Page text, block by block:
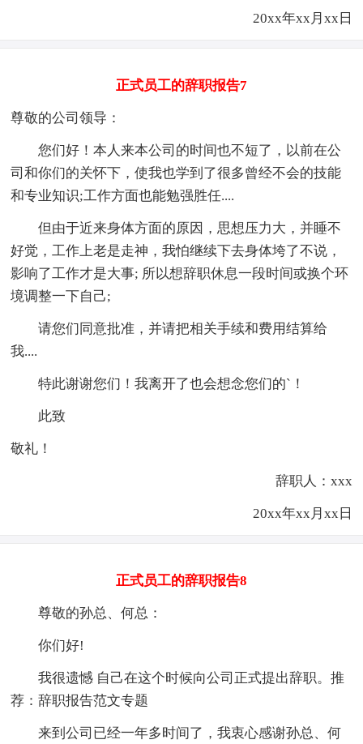
20xx年xx月xx日
正式员工的辞职报告7
尊敬的公司领导：
您们好！本人来本公司的时间也不短了，以前在公
司和你们的关怀下，使我也学到了很多曾经不会的技能
和专业知识;工作方面也能勉强胜任....
但由于近来身体方面的原因，思想压力大，并睡不
好觉，工作上老是走神，我怕继续下去身体垮了不说，
影响了工作才是大事; 所以想辞职休息一段时间或换个环
境调整一下自己;
请您们同意批准，并请把相关手续和费用结算给
我....
特此谢谢您们！我离开了也会想念您们的`！
此致
敬礼！
辞职人：xxx
20xx年xx月xx日
正式员工的辞职报告8
尊敬的孙总、何总：
你们好!
我很遗憾 自己在这个时候向公司正式提出辞职。推
荐：辞职报告范文专题
来到公司已经一年多时间了，我衷心感谢孙总、何